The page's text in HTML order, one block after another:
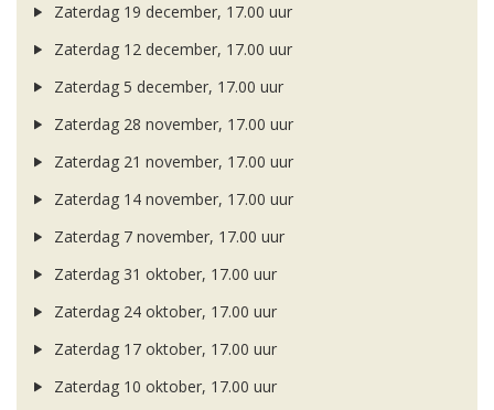
Zaterdag 19 december, 17.00 uur
Zaterdag 12 december, 17.00 uur
Zaterdag 5 december, 17.00 uur
Zaterdag 28 november, 17.00 uur
Zaterdag 21 november, 17.00 uur
Zaterdag 14 november, 17.00 uur
Zaterdag 7 november, 17.00 uur
Zaterdag 31 oktober, 17.00 uur
Zaterdag 24 oktober, 17.00 uur
Zaterdag 17 oktober, 17.00 uur
Zaterdag 10 oktober, 17.00 uur